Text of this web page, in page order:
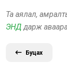
Та аялал,
ЭНД дарж
Буцах